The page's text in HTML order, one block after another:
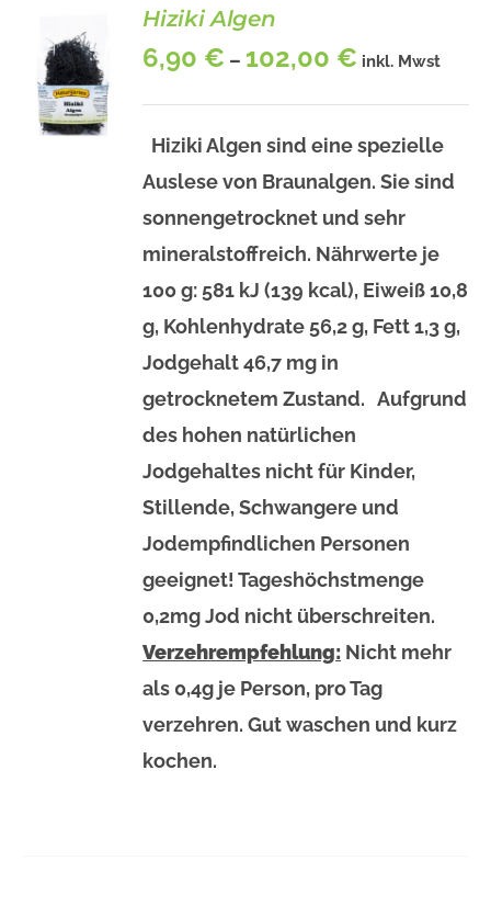
BESCHREIBUNG
MEHRERE
VARIANTEN
OPTIONEN
PRODUKTSEITE
WERDEN
Hiziki Algen
6,90 € – 102,00 € inkl. Mwst
Hiziki Algen sind eine spezielle
Auslese von Braunalgen. Sie sind
sonnengetrocknet und sehr
mineralstoffreich. Nährwerte je
100 g: 581 kJ (139 kcal), Eiweiß 10,8
g, Kohlenhydrate 56,2 g, Fett 1,3 g,
Jodgehalt 46,7 mg in
getrocknetem Zustand. Aufgrund
des hohen natürlichen
Jodgehaltes nicht für Kinder,
Stillende, Schwangere und
Jodempfindlichen Personen
geeignet! Tageshöchstmenge
0,2mg Jod nicht überschreiten.
Verzehrempfehlung: Nicht mehr
als 0,4g je Person, pro Tag
verzehren. Gut waschen und kurz
kochen.